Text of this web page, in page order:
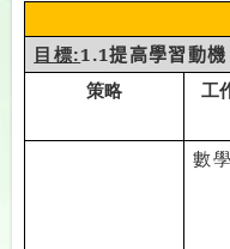
目標:1.1提高學習動機
策略
工
數